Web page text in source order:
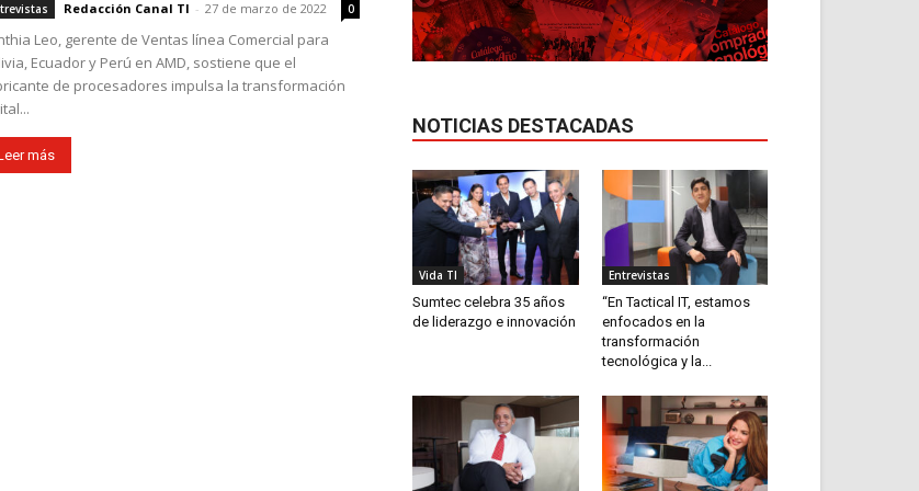
Redacción Canal TI - 27 de marzo de 2022 0
Leo, gerente de Ventas línea Comercial para
Ecuador y Perú en AMD, sostiene que el
de procesadores impulsa la transformación
más
NOTICIAS DESTACADAS
Vida TI
Sumtec celebra 35 años
de liderazgo e innovación
Entrevistas
“En Tactical IT, estamos
enfocados en la
transformación
tecnológica y la...